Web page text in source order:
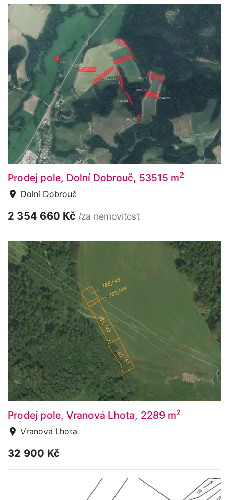
Prodej pole, Dolní Dobrouč, 53515 m2
Dolní Dobrouč
2 354 660 Kč /za nemovitost
Prodej pole, Vranová Lhota, 2289 m2
Vranová Lhota
32 900 Kč